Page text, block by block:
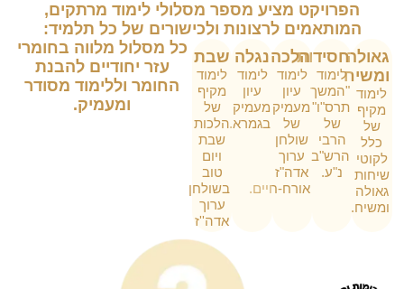
הפרויקט מציע מספר מסלולי לימוד מרתקים,
המותאמים לרצונות ולכישורים של כל תלמיד:
גאולה
ומשיח
לימוד
מקיף
של
כלל
לקוטי
שיחות
גאולה
ומשיח.
חסידות
לימוד
"המשך
תרס"ו"
של
הרבי
הרש"ב
נ"ע.
הלכה
לימוד
עיון
מעמיק
של
שולחן
ערוך
אדה"ז
אורח-חיים.
נגלה
לימוד
עיון
מעמיק
בגמרא.
שבת
לימוד
מקיף
של
הלכות
שבת
ויום
טוב
בשולחן
ערוך
אדה''ז
כל מסלול מלווה בחומרי
עזר יחודיים להבנת
החומר וללימוד מסודר
ומעמיק.